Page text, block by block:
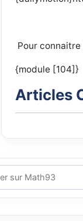
Pour
{module [104]}
Articles